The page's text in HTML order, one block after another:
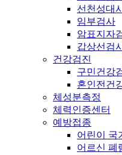
선천성대
임부검사
암표지자
갑상선검
건강검진
구민건강
혼인전건
체성분측정
체력인증센터
예방접종
어린이 국
어르신 폐